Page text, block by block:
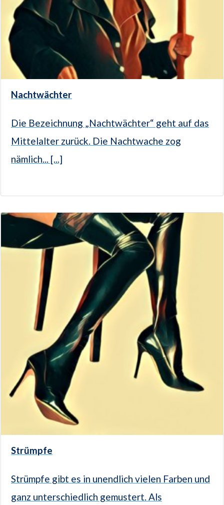
Nachtwächter
Die Bezeichnung „Nachtwächter“ geht auf das
Mittelalter zurück. Die Nachtwache zog
nämlich... [...]
Strümpfe
Strümpfe gibt es in unendlich vielen Farben und
ganz unterschiedlich gemustert. Als